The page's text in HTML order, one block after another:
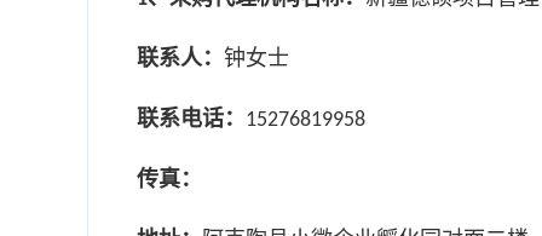
联系人： 钟女士
联系电话： 15276819958
传真：